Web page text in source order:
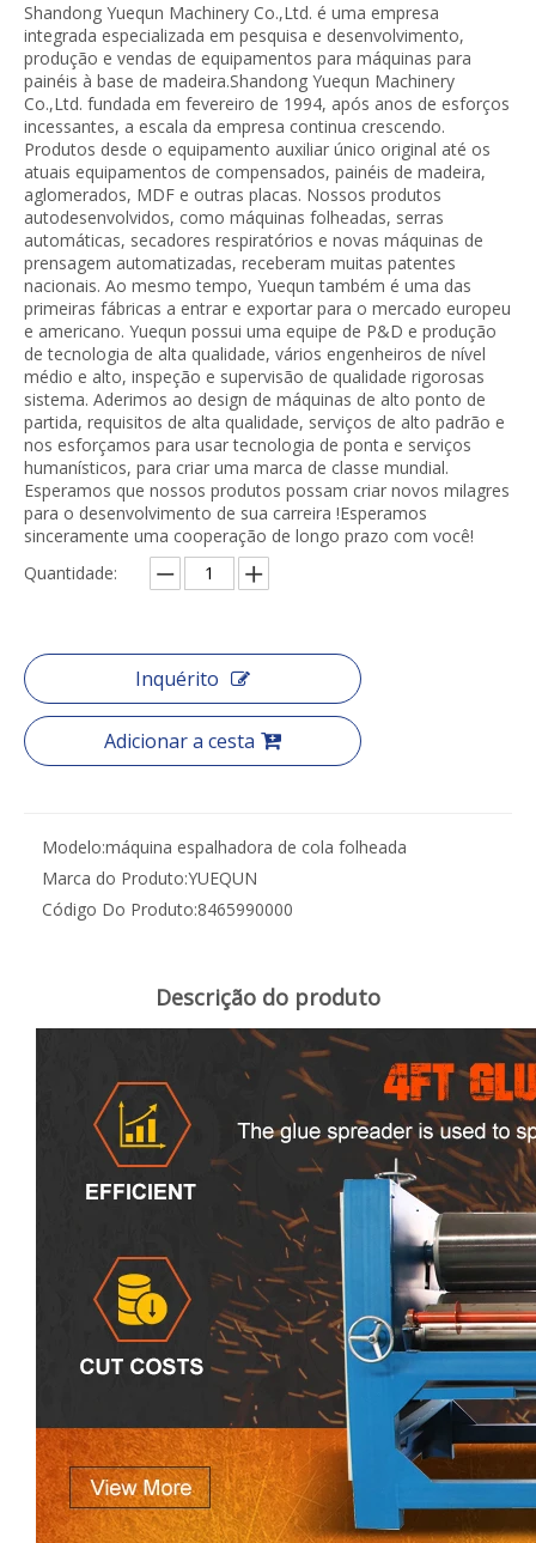
Shandong Yuequn Machinery Co.,Ltd. é uma empresa
integrada especializada em pesquisa e desenvolvimento,
produção e vendas de equipamentos para máquinas para
painéis à base de madeira.Shandong Yuequn Machinery
Co.,Ltd. fundada em fevereiro de 1994, após anos de esforços
incessantes, a escala da empresa continua crescendo.
Produtos desde o equipamento auxiliar único original até os
atuais equipamentos de compensados, painéis de madeira,
aglomerados, MDF e outras placas. Nossos produtos
autodesenvolvidos, como máquinas folheadas, serras
automáticas, secadores respiratórios e novas máquinas de
prensagem automatizadas, receberam muitas patentes
nacionais. Ao mesmo tempo, Yuequn também é uma das
primeiras fábricas a entrar e exportar para o mercado europeu
e americano. Yuequn possui uma equipe de P&D e produção
de tecnologia de alta qualidade, vários engenheiros de nível
médio e alto, inspeção e supervisão de qualidade rigorosas
sistema. Aderimos ao design de máquinas de alto ponto de
partida, requisitos de alta qualidade, serviços de alto padrão e
nos esforçamos para usar tecnologia de ponta e serviços
humanísticos, para criar uma marca de classe mundial.
Esperamos que nossos produtos possam criar novos milagres
para o desenvolvimento de sua carreira !Esperamos
sinceramente uma cooperação de longo prazo com você!
Quantidade:
Inquérito
Adicionar a cesta
Modelo:máquina espalhadora de cola folheada
Marca do Produto:YUEQUN
Código Do Produto:8465990000
Descrição do produto